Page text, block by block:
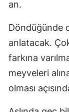
an.
Döndüğünde
anlatacak.
farkına
meyveleri
olması